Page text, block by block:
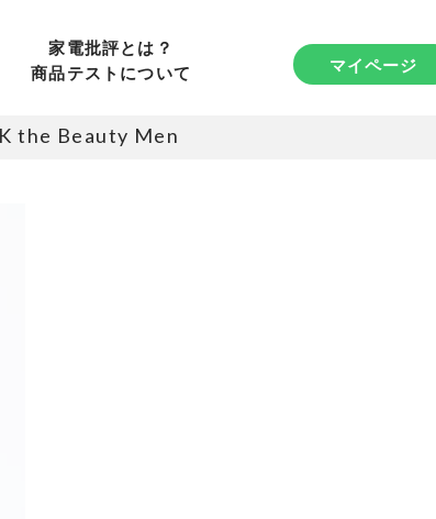
家電批評とは？
商品テストについて
マイページ
the Beauty Men